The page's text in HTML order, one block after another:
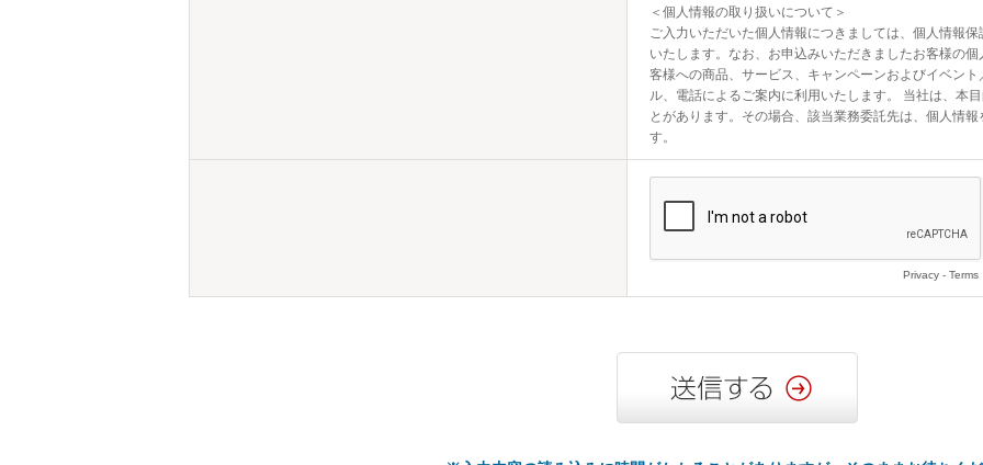
＜個人情報の取り扱いについて＞
ご入力いただいた個人情報につきましては、個人情報
いたします。なお、お申込みいただきましたお客様の
客様への商品、サービス、キャンペーンおよびイベン
ル、電話によるご案内に利用いたします。 当社は、本
とがあります。その場合、該当業務委託先は、個人情
す。
Privacy - Terms